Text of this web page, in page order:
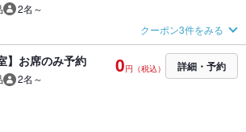
2名～
クーポン3件をみる
】お席のみ予約
2名～
0円（税込） 詳細・予約